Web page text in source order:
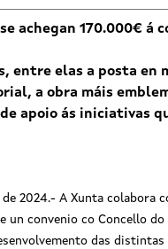
achegan 170.000€ á
elas a posta en
a obra máis
apoio ás iniciativas
2024.- A Xunta colabora
convenio co Concello
das